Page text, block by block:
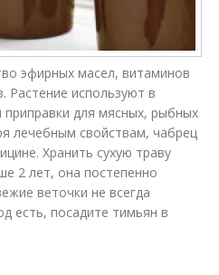
эфирных масел, витаминов
Растение используют в
приправки для мясных, рыбных
лечебным свойствам, чабрец
Хранить сухую траву
2 лет, она постепенно
веточки не всегда
есть, посадите тимьян в